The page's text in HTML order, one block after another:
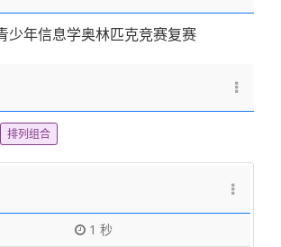
少年信息学奥林匹克竞赛复赛
排列组合
1 秒